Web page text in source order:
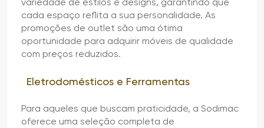
cada espaço reflita a sua personalidade. As
promoções de outlet são uma ótima
oportunidade para adquirir móveis de qualidade
com preços reduzidos.
Eletrodomésticos e Ferramentas
Para aqueles que buscam praticidade, a Sodimac
oferece uma seleção completa de